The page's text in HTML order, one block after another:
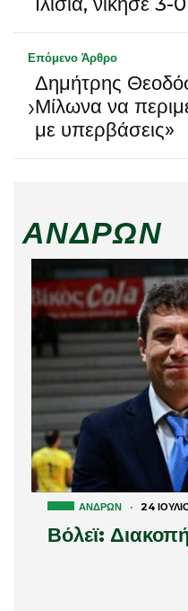
Επόμενο Άρθρο
›
Δημήτρης
Μίλωνα να
με υπερβάσεις»
ΑΝΔΡΏΝ
ΑΝΔΡΏΝ · 24
Βόλεϊ: